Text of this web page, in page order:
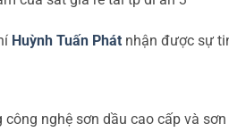
Huỳnh Tuấn Phát nhận được sự
công nghệ sơn dầu cao cấp và